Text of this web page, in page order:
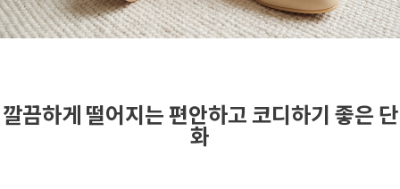
깔끔하게 떨어지는 편안하고 코디하기 좋은 단
화